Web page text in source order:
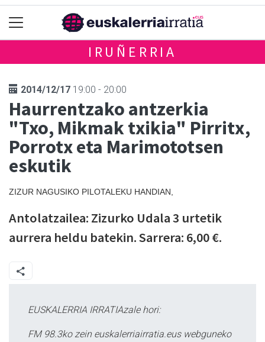
IRUÑERRIA
2014/12/17 19:00 - 20:00
Haurrentzako antzerkia
"Txo, Mikmak txikia" Pirritx,
Porrotx eta Marimototsen
eskutik
ZIZUR NAGUSIKO PILOTALEKU HANDIAN,
Antolatzailea: Zizurko Udala 3 urtetik
aurrera heldu batekin. Sarrera: 6,00 €.
EUSKALERRIA IRRATIAzale hori:
FM 98.3ko zein euskalerriairratia.eus webguneko